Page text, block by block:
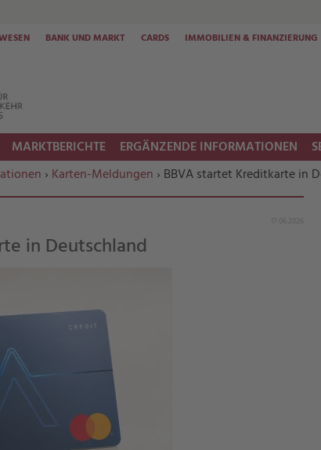
BANK UND MARKT CARDS IMMOBILIEN & FINANZIERUNG
› Karten-Meldungen › BBVA startet Kreditkarte in
in Deutschland
MARKTBERICHTE ERGÄNZENDE INFORMATIONEN